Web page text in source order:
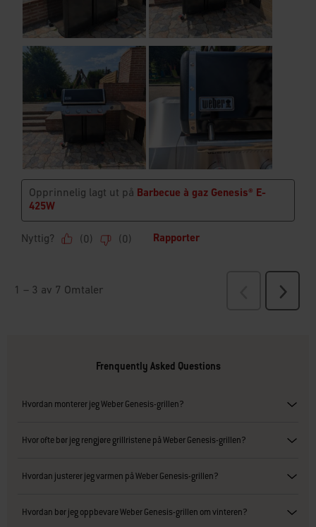
Frenquently Asked Questions
Hvordan monterer jeg Weber Genesis-grillen?
Hvor ofte bør jeg rengjøre grillristene på Weber Genesis-grillen?
Hvordan justerer jeg varmen på Weber Genesis-grillen?
Hvordan bør jeg oppbevare Weber Genesis-grillen om vinteren?